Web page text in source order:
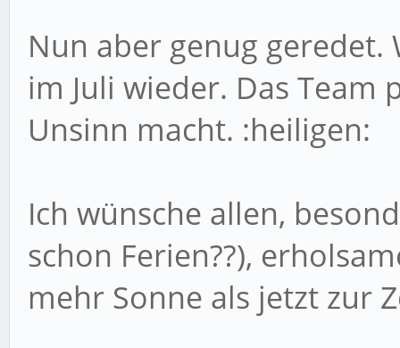
Nun aber genug
im Juli wieder. Das
Unsinn macht. :heiligen:
Ich wünsche allen,
schon Ferien??),
mehr Sonne als jetzt zur